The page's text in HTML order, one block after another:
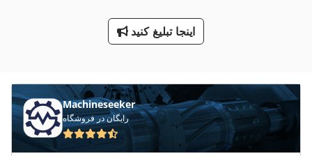
اینجا تبلیغ کنید
Machineseeker
رایگان در فروشگاه